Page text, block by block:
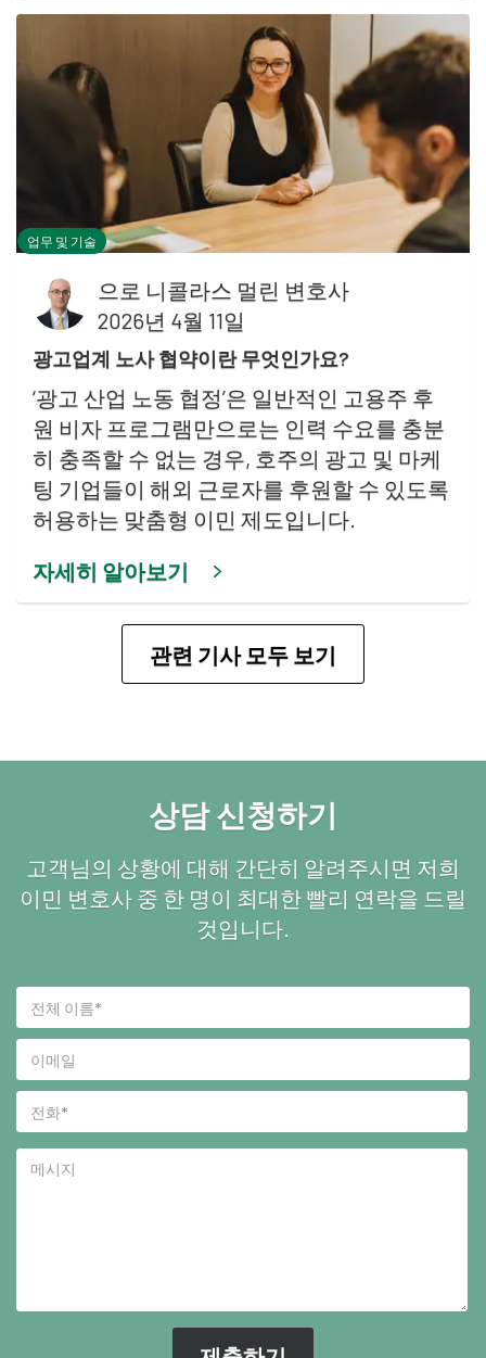
업무 및 기술
으로 니콜라스 멀린 변호사
2026년 4월 11일
광고업계 노사 협약이란 무엇인가요?
‘광고 산업 노동 협정’은 일반적인 고용주 후
원 비자 프로그램만으로는 인력 수요를 충분
히 충족할 수 없는 경우, 호주의 광고 및 마케
팅 기업들이 해외 근로자를 후원할 수 있도록
허용하는 맞춤형 이민 제도입니다.
자세히 알아보기
관련 기사 모두 보기
상담 신청하기
고객님의 상황에 대해 간단히 알려주시면 저희
이민 변호사 중 한 명이 최대한 빨리 연락을 드릴
것입니다.